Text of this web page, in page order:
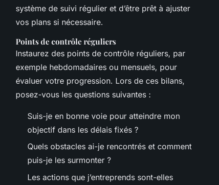
système de suivi régulier et d’être prêt à ajuster
vos plans si nécessaire.
Points de contrôle réguliers
Instaurez des points de contrôle réguliers, par
exemple hebdomadaires ou mensuels, pour
évaluer votre progression. Lors de ces bilans,
posez-vous les questions suivantes :
Suis-je en bonne voie pour atteindre mon
objectif dans les délais fixés ?
Quels obstacles ai-je rencontrés et comment
puis-je les surmonter ?
Les actions que j’entreprends sont-elles